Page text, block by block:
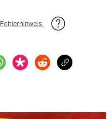
Fehlerhinweis